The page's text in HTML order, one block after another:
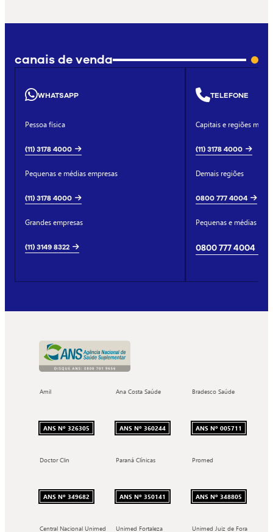
canais de venda
WHATSAPP
Pessoa física
(11) 3178 4000
Pequenas e médias empresas
(11) 3178 4000
Grandes empresas
(11) 3149 8322
TELEFONE
Capitais e regiões
(11) 3178 4000
Demais regiões
0800 777 4004
Pequenas e médias
0800 777 4004
Amil
ANS Nº 326305
Ana Costa Saúde
ANS Nº 360244
Bradesco Saúde
ANS Nº 005711
Doctor Clin
ANS Nº 349682
Paraná Clínicas
ANS Nº 350141
Promed
ANS Nº 348805
Central Nacional Unimed Unimed Fortaleza Unimed Juiz de Fora